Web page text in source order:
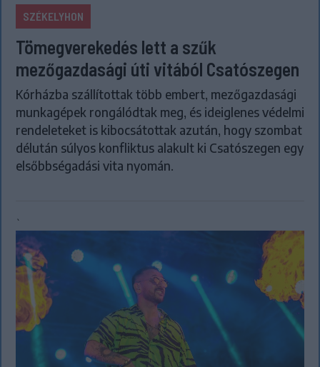
SZÉKELYHON
Tömegverekedés lett a szűk
mezőgazdasági úti vitából Csatószegen
Kórházba szállítottak több embert, mezőgazdasági
munkagépek rongálódtak meg, és ideiglenes védelmi
rendeleteket is kibocsátottak azután, hogy szombat
délután súlyos konfliktus alakult ki Csatószegen egy
elsőbbségadási vita nyomán.
`